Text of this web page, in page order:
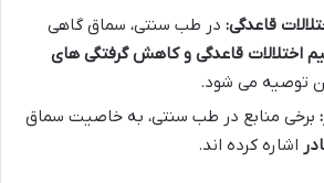
قاعدگی: در طب سنتی، سماق گاهی
اختلالات قاعدگی و کاهش گرفتگی های
توصیه می شود.
برخی منابع در طب سنتی، به خاصیت سماق
اشاره کرده اند.